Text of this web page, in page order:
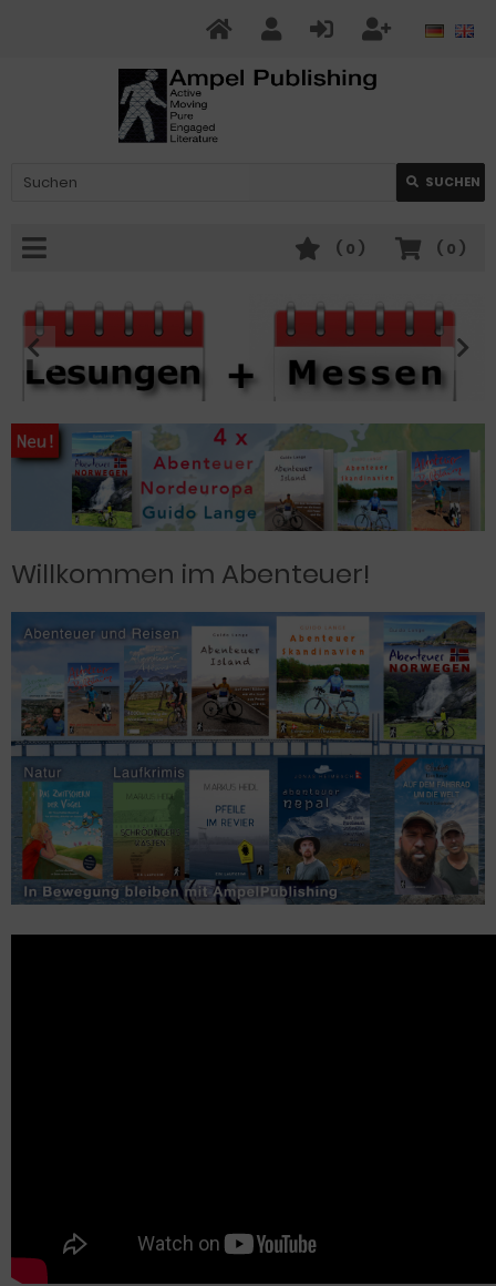
SUCHEN
( 0 )
( 0 )
Willkommen im Abenteuer!